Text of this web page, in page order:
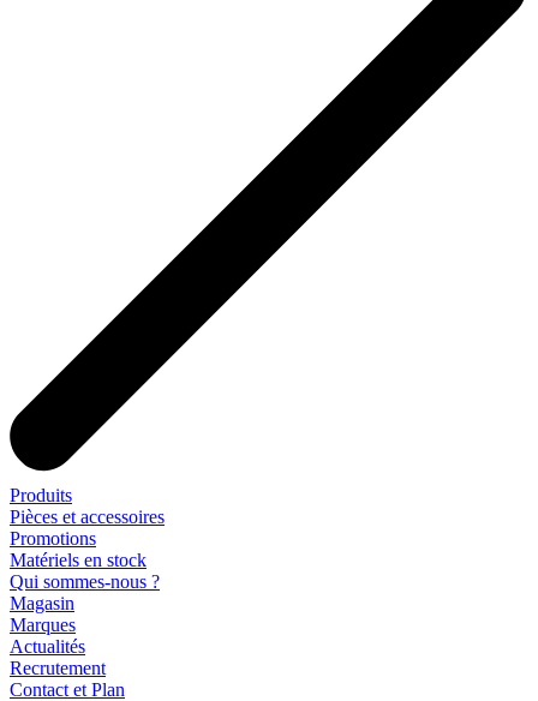
Produits
Pièces et accessoires
Promotions
Matériels en stock
Qui sommes-nous ?
Magasin
Marques
Actualités
Recrutement
Contact et Plan